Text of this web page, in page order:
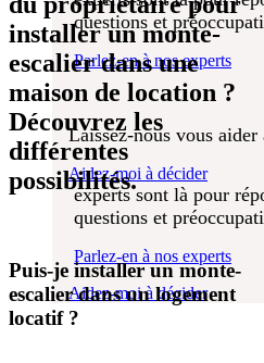
Prix
des
monte-
escaliers
Quel produit
convient le
Laissez-nous vous aider
Aidez-moi à décider
Nous sommes
aider
Nous espérons que
de nombreuses années
levage Stannah sans
experts sont là pour
questions et
Parlez-en à nos experts
convient le
Laissez-nous vous aider
Aidez-moi à décider
questions et
Parlez-en à nos experts
installer un monte-
escalier dans une
maison de location ?
Découvrez les
différentes
possibilités.
Puis-je installer un monte-
escalier dans un logement
locatif ?